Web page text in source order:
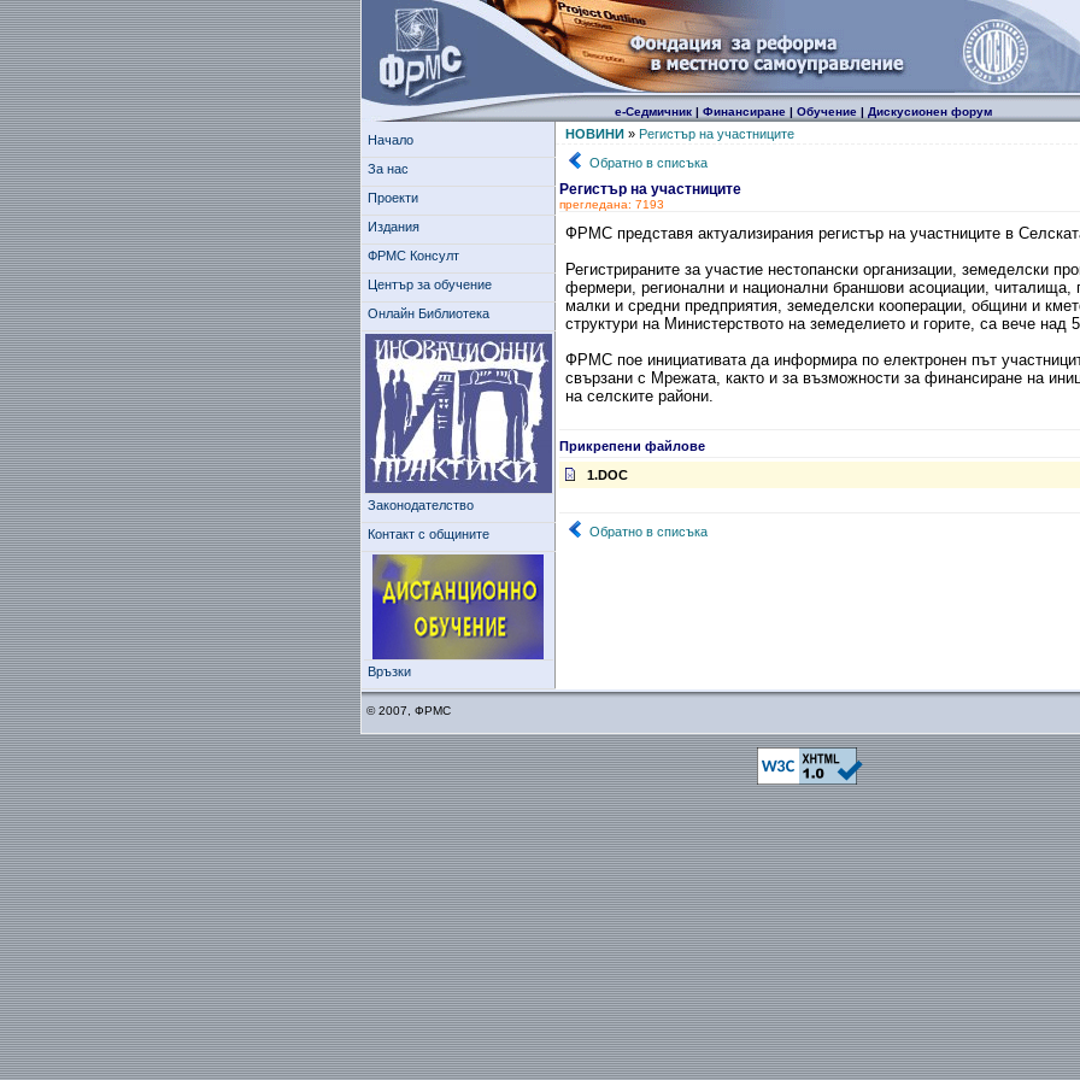
е-Седмичник| Финансиране| Обучение| Дискусионен форум
Начало
За нас
Проекти
Издания
ФРМС Консулт
Център за обучение
Онлайн Библиотека
Законодателство
Контакт с общините
Връзки
НОВИНИ» Регистър на участниците
Обратно в списъка
Регистър на участниците
прегледана: 7193
ФРМС представя актуализирания регистър на участниците в
Регистрираните за участие нестопански организации, земеделски
фермери, регионални и национални браншови асоциации, читалища,
малки и средни предприятия, земеделски кооперации, общини и
структури на Министерството на земеделието и горите, са вече над
ФРМС пое инициативата да информира по електронен път
свързани с Мрежата, както и за възможности за финансиране на
на селските райони.
Прикрепени файлове
1.DOC
Обратно в списъка
© 2007, ФРМС